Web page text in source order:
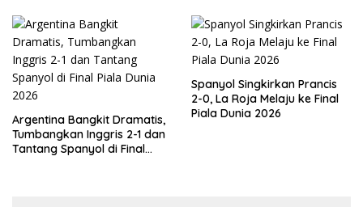
Argentina Bangkit Dramatis,
Tumbangkan Inggris 2-1 dan
Tantang Spanyol di Final
Spanyol Singkirkan Prancis
2-0, La Roja Melaju ke Final
Piala Dunia 2026